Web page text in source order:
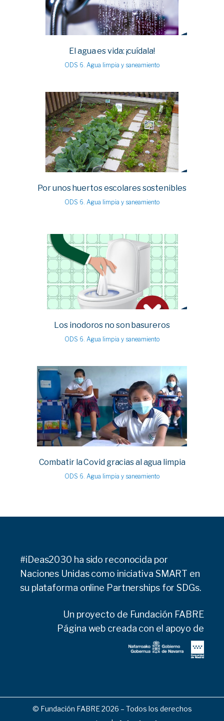
El agua es vida: ¡cuídala!
ODS 6. Agua limpia y saneamiento
Por unos huertos escolares sostenibles
ODS 6. Agua limpia y saneamiento
Los inodoros no son basureros
ODS 6. Agua limpia y saneamiento
Combatir la Covid gracias al agua limpia
ODS 6. Agua limpia y saneamiento
#iDeas2030 ha sido reconocida por
Naciones Unidas como iniciativa SMART en
su plataforma online Partnerships for SDGs.
Un proyecto de Fundación FABRE
Página web creada con el apoyo de
© Fundación FABRE 2026 – Todos los derechos